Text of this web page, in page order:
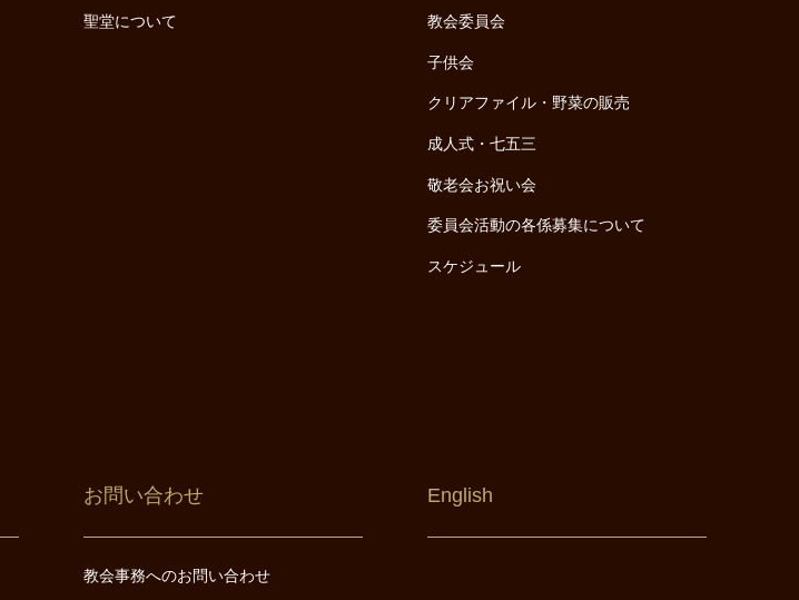
聖堂について 教会委員会
子供会
クリアファイル・野菜の販売
成人式・七五三
敬老会お祝い会
委員会活動の各係募集について
スケジュール
お問い合わせ
教会事務へのお問い合わせ
English